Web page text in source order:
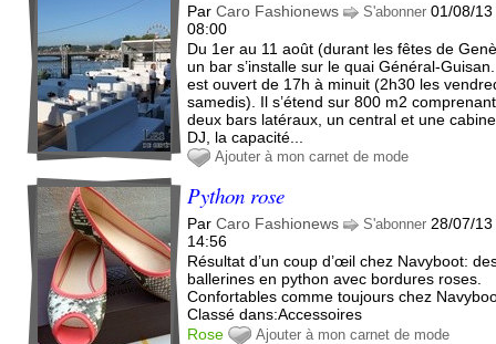
ParCaro Fashionews S'abonner 01/08/13
08:00
Du 1er au 11 août (durant les fêtes de
un bar s’installe sur le quai Général-
est ouvert de 17h à minuit (2h30 les
samedis). Il s’étend sur 800 m2 comprenant
deux bars latéraux, un central et une
DJ, la capacité...
Ajouter à mon carnet de mode
Python rose
ParCaro Fashionews S'abonner 28/07/13
14:56
Résultat d’un coup d’œil chez Navyboot:
ballerines en python avec bordures roses.
Confortables comme toujours chez
Classé dans:Accessoires
Rose
Ajouter à mon carnet de mode